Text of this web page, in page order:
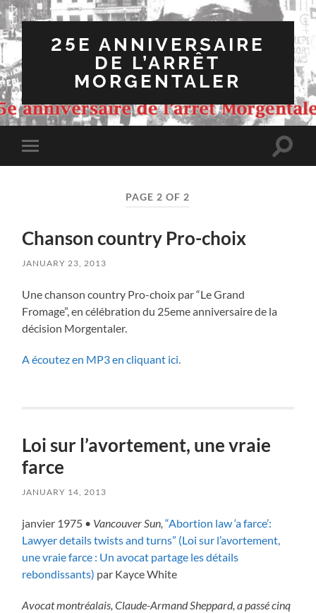
25E ANNIVERSAIRE
DE L’ARRÊT
MORGENTALER
Toggle
mobile
Toggle
PAGE 2 OF 2
Chanson country Pro-choix
JANUARY 23, 2013
Une chanson country Pro-choix par “Le Grand
Fromage”, en célébration du 25eme anniversaire de la
décision Morgentaler.
A écoutez en MP3 en cliquant ici.
Loi sur l’avortement, une vraie
farce
JANUARY 14, 2013
janvier 1975 • Vancouver Sun,“Abortion law ‘a farce’:
Lawyer details twists and turns” (Loi sur l’avortement,
une vraie farce : Un avocat partage les détails
rebondissants) par Kayce White
Avocat montréalais, Claude-Armand Sheppard, a passé cinq